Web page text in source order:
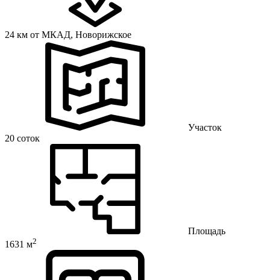
24 км от МКАД, Новорижское
Участок
20 соток
Площадь
1631 м2